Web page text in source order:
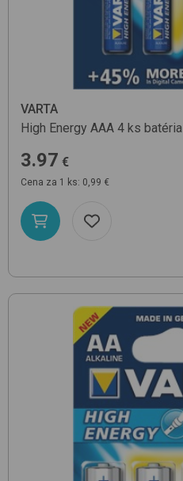
VARTA
High Energy AAA 4 ks batéria
3.97 €
Cena za 1 ks: 0,99 €